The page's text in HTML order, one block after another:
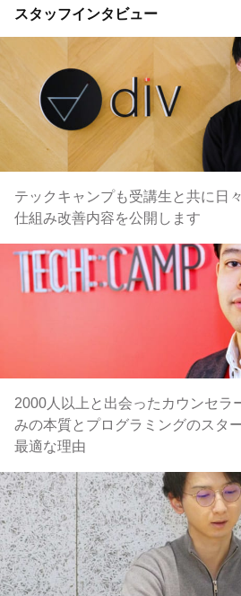
スタッフインタビュー
テックキャンプも受講生と共に日
仕組み改善内容を公開します
2000人以上と出会ったカウンセラ
みの本質とプログラミングのスタ
最適な理由